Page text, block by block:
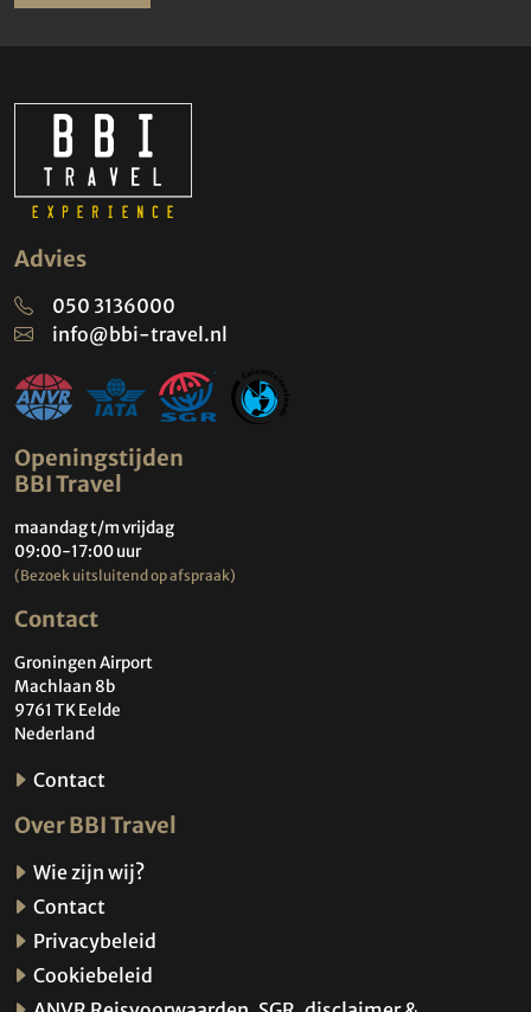
Advies
050 3136000
info@bbi-travel.nl
Openingstijden
BBI Travel
maandag t/m vrijdag
09:00-17:00 uur
(Bezoek uitsluitend op afspraak)
Contact
Groningen Airport
Machlaan 8b
9761 TK Eelde
Nederland
Contact
Over BBI Travel
Wie zijn wij?
Contact
Privacybeleid
Cookiebeleid